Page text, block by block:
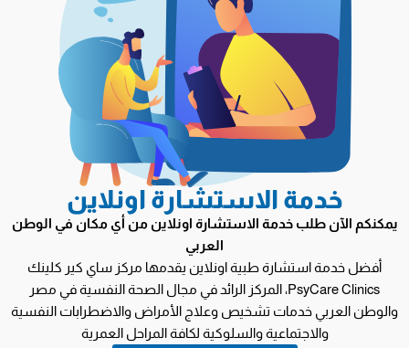
خدمة الاستشارة اونلاين
يمكنكم الآن طلب خدمة الاستشارة اونلاين من أي مكان في الوطن
العربي
أفضل خدمة استشارة طبية اونلاين يقدمها مركز ساي كير كلينك
PsyCare Clinics، المركز الرائد في مجال الصحة النفسية في مصر
والوطن العربي خدمات تشخيص وعلاج الأمراض والاضطرابات النفسية
والاجتماعية والسلوكية لكافة المراحل العمرية